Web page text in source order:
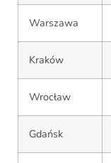
Warszawa
Kraków
Wrocław
Gdańsk